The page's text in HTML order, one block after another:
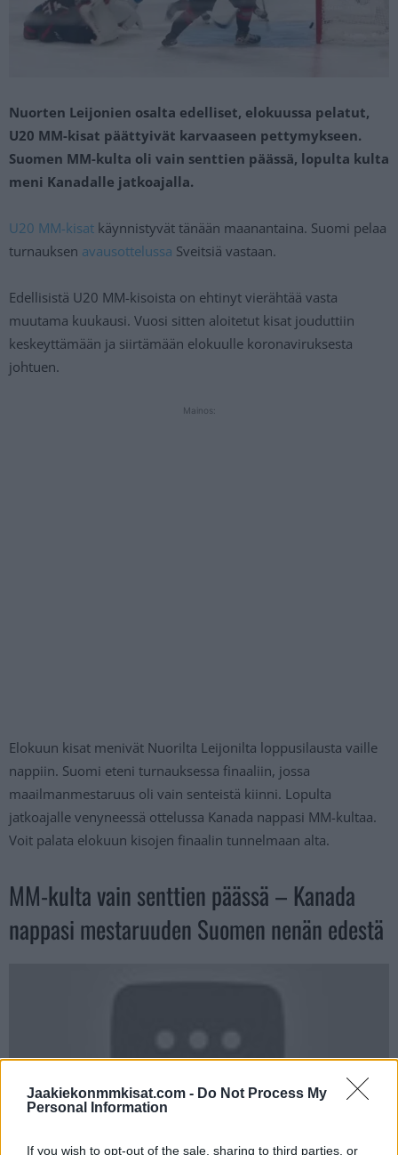
Jaakiekonmmkisat.com - Do Not Process My
Personal Information
If you wish to opt-out of the sale, sharing to third parties, or
Nuorten Leijonien osalta edelliset, elokuussa pelatut,
U20 MM-kisat päättyivät karvaaseen pettymykseen.
Suomen MM-kulta oli vain senttien päässä, lopulta kulta
meni Kanadalle jatkoajalla.
U20 MM-kisat käynnistyvät tänään maanantaina. Suomi pelaa
turnauksen avausottelussa Sveitsiä vastaan.
Edellisistä U20 MM-kisoista on ehtinyt vierähtää vasta
muutama kuukausi. Vuosi sitten aloitetut kisat jouduttiin
keskeyttämään ja siirtämään elokuulle koronaviruksesta
johtuen.
Mainos:
Elokuun kisat menivät Nuorilta Leijonilta loppusilausta vaille
nappiin. Suomi eteni turnauksessa finaaliin, jossa
maailmanmestaruus oli vain senteistä kiinni. Lopulta
jatkoajalle venyneessä ottelussa Kanada nappasi MM-kultaa.
Voit palata elokuun kisojen finaalin tunnelmaan alta.
MM-kulta vain senttien päässä – Kanada
nappasi mestaruuden Suomen nenän edestä